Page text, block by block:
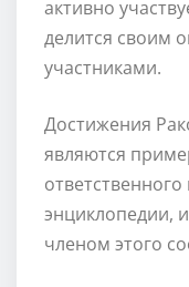
активно
делится своим
участниками.
Достижения
являются
энциклопедии,
членом этого